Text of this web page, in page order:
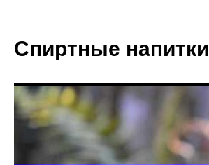
Спиртные напитки